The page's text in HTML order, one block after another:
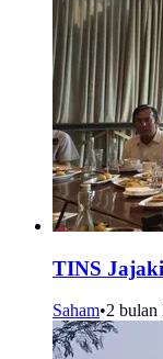
TINS
Saham•2 bulan